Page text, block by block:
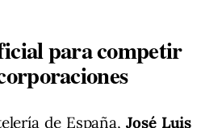
para competir
de España,José Luis